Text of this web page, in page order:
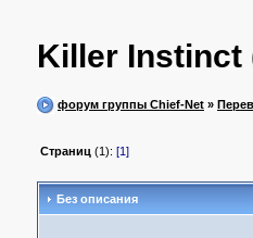
Killer Instinct
форум группы Chief-Net »
Страниц (1): [1]
Без описания